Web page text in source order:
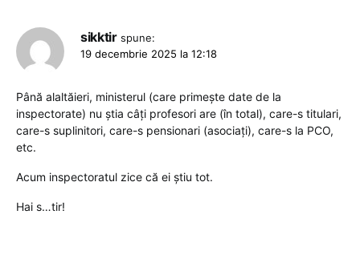
sikktir spune:
19 decembrie 2025 la 12:18
Până alaltăieri, ministerul (care primește date de la
inspectorate) nu știa câți profesori are (în total), care-s titulari,
care-s suplinitori, care-s pensionari (asociați), care-s la PCO,
etc.
Acum inspectoratul zice că ei știu tot.
Hai s…tir!